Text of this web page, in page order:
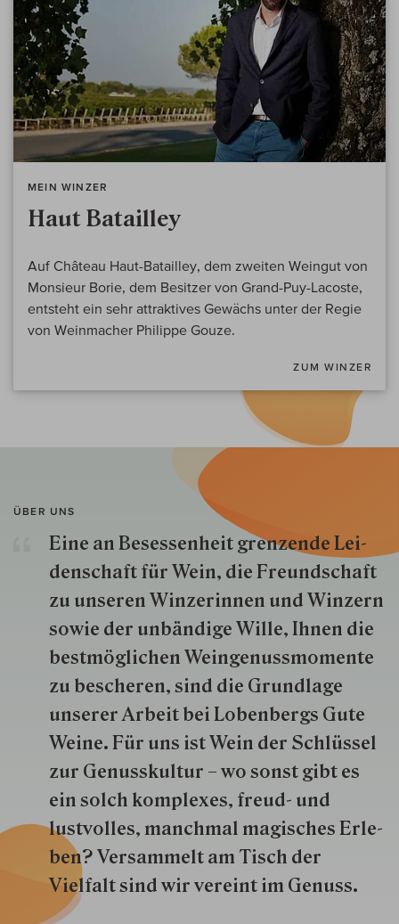
MEIN WINZER
Haut Batailley
Auf Château Haut-Batailley, dem zweiten Weingut von
Monsieur Borie, dem Besitzer von Grand-Puy-Lacoste,
entsteht ein sehr attraktives Gewächs unter der Regie
von Weinmacher Philippe Gouze.
ZUM WINZER
ÜBER UNS
Eine an Besessenheit gren­zende Lei­
den­schaft für Wein, die Freund­schaft
zu unseren Win­zer­innen und Win­zern
so­wie der un­bän­dige Wille, Ihnen die
best­mög­lich­en Wein­genuss­momente
zu besche­ren, sind die Grund­lage
unserer Arbeit bei Lobenbergs Gute
Weine. Für uns ist Wein der Schlüs­sel
zur Genuss­kultur – wo sonst gibt es
ein solch kom­plexes, freud- und
lustvolles, manchmal ma­gisch­es Er­le­
ben? Versammelt am Tisch der
Vielfalt sind wir ver­eint im Genuss.